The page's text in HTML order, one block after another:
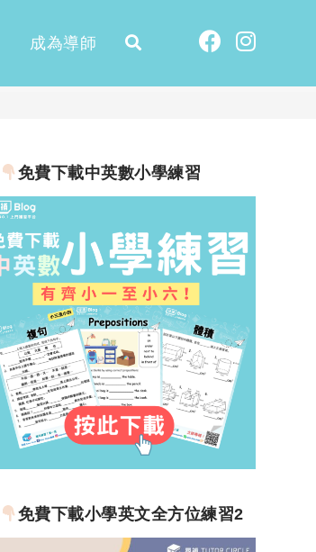
成為導師
免費下載中英數小學練習
免費下載小學英文全方位練習2